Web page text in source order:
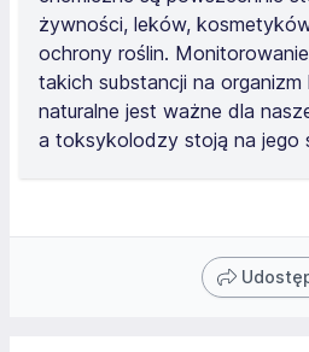
żywności, leków,
ochrony roślin.
takich substancji na
naturalne jest ważne dla
a toksykolodzy stoją na jego